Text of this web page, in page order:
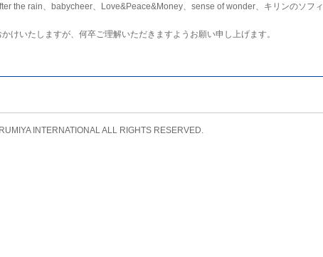
the rain、babycheer、Love&Peace&Money、sense of wonder、キリンのソフィ
けいたしますが、何卒ご理解いただきますようお願い申し上げます。